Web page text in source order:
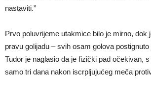
nastaviti.”
Prvo poluvrijeme utakmice bilo je mirno, dok
pravu golijadu – svih osam golova postignuto
Tudor je naglasio da je fizički pad očekivan,
samo tri dana nakon iscrpljujućeg meča